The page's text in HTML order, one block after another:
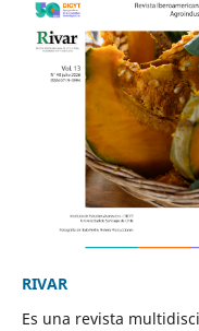
RIVAR
Es una revista